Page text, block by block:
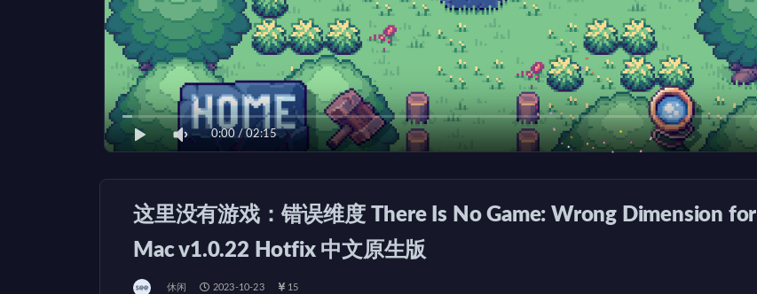
0:00 / 02:15
这里没有游戏：错误维度 There Is No Game: Wrong Dimension for
Mac v1.0.22 Hotfix 中文原生版
休闲 2023-10-23 15